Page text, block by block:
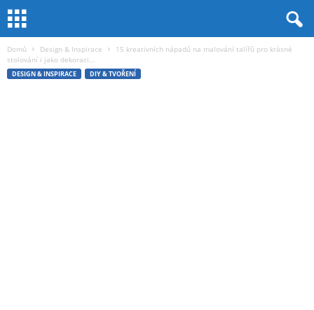
Domů Design & Inspirace
15 kreativních nápadů na malování talířů pro krásné
stolování i jako dekoraci...
DESIGN & INSPIRACE DIY & TVOŘENÍ